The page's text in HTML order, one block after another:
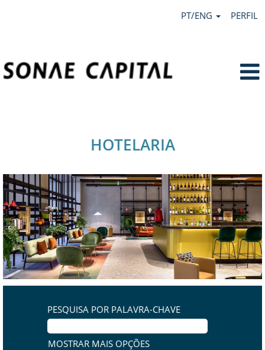
PT/ENG PERFIL
HOTELARIA
PESQUISA POR PALAVRA-CHAVE
MOSTRAR MAIS OPÇÕES